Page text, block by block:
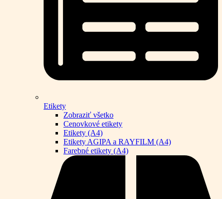
Etikety
Zobraziť všetko
Cenovkové etikety
Etikety (A4)
Etikety AGIPA a RAYFILM (A4)
Farebné etikety (A4)